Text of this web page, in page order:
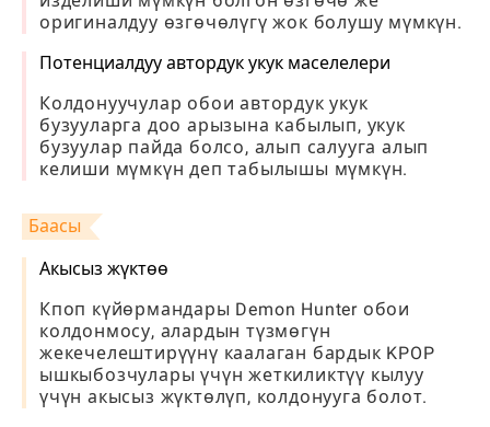
оригиналдуу өзгөчөлүгү жок болушу мүмкүн.
Потенциалдуу автордук укук маселелери
Колдонуучулар обои автордук укук
бузууларга доо арызына кабылып, укук
бузуулар пайда болсо, алып салууга алып
келиши мүмкүн деп табылышы мүмкүн.
Баасы
Акысыз жүктөө
Кпоп күйөрмандары Demon Hunter обои
колдонмосу, алардын түзмөгүн
жекечелештирүүнү каалаган бардык KPOP
ышкыбозчулары үчүн жеткиликтүү кылуу
үчүн акысыз жүктөлүп, колдонууга болот.